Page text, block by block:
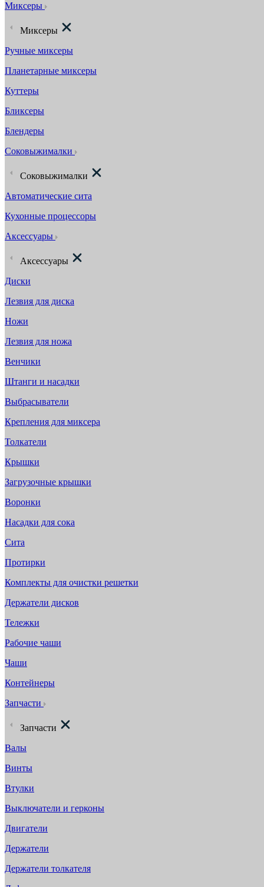
Миксеры
Миксеры
Ручные миксеры
Планетарные миксеры
Куттеры
Бликсеры
Блендеры
Соковыжималки
Соковыжималки
Автоматические сита
Кухонные процессоры
Аксессуары
Аксессуары
Диски
Лезвия для диска
Ножи
Лезвия для ножа
Венчики
Штанги и насадки
Выбрасыватели
Крепления для миксера
Толкатели
Крышки
Загрузочные крышки
Воронки
Насадки для сока
Сита
Протирки
Комплекты для очистки решетки
Держатели дисков
Тележки
Рабочие чаши
Чаши
Контейнеры
Запчасти
Запчасти
Валы
Винты
Втулки
Выключатели и герконы
Двигатели
Держатели
Держатели толкателя